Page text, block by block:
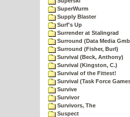
SuperWurm
Supply Blaster
Surf's Up
Surrender at Stalingrad
Surround (Data Media
Surround (Fisher, Burl)
Survival (Beck, Anthony)
Survival (Kingston, C.)
Survival of the Fittest!
Survival (Task Force
Survive
Survivor
Survivors, The
Suspect